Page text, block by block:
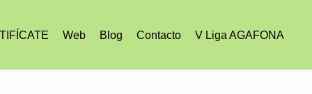
Web Blog Contacto V Liga AGAFONA